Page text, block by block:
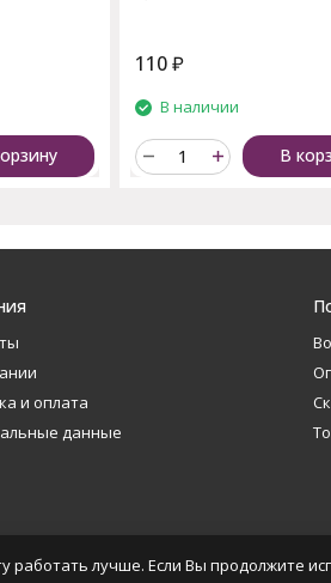
110₽
В наличии
В
и оплата
данные
лучше. Если Вы продолжите